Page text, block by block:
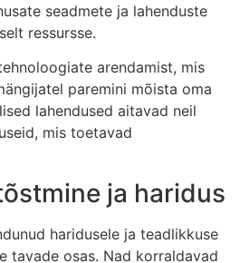
seadmete ja lahenduste
ressursse.
arendamist, mis
paremini mõista oma
lahendused aitavad neil
mis toetavad
ja haridus
haridusele ja teadlikkuse
tavade osas. Nad korraldavad